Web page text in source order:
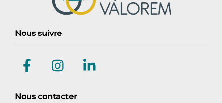
Nous suivre
Nous contacter